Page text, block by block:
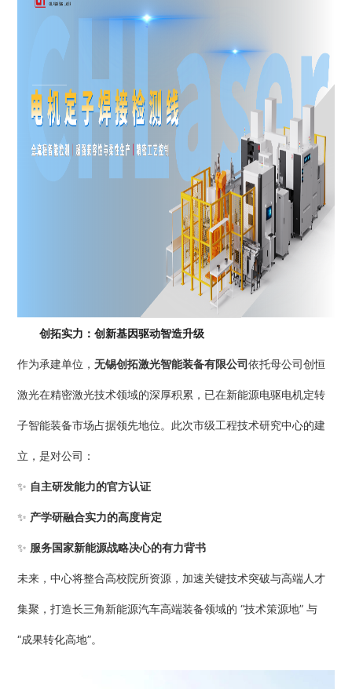
创拓实力：创新基因驱动智造升级
作为承建单位，无锡创拓激光智能装备有限公司依托母公司创恒
激光在精密激光技术领域的深厚积累，已在新能源电驱电机定转
子智能装备市场占据领先地位。此次市级工程技术研究中心的建
立，是对公司：
✨ 自主研发能力的官方认证
✨ 产学研融合实力的高度肯定
✨ 服务国家新能源战略决心的有力背书
未来，中心将整合高校院所资源，加速关键技术突破与高端人才
集聚，打造长三角新能源汽车高端装备领域的 “技术策源地” 与
“成果转化高地”。